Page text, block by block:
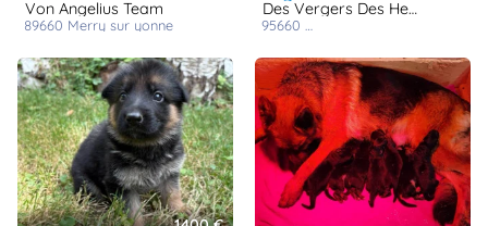
Von Angelius Team
89660 merry sur yonne
Des Vergers Des Hespérides
95660